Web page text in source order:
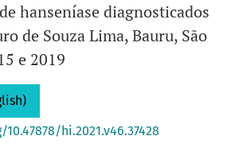
hanseníase diagnosticados
de Souza Lima, Bauru, São
e 2019
hi.2021.v46.37428